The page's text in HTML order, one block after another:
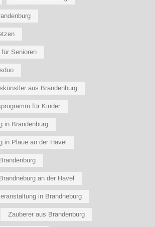
Senioren
aus Brandenburg
für Kinder
in Brandenburg
in Plaue an der Havel
an der Havel
in Brandneburg
Zauberer aus Brandenburg